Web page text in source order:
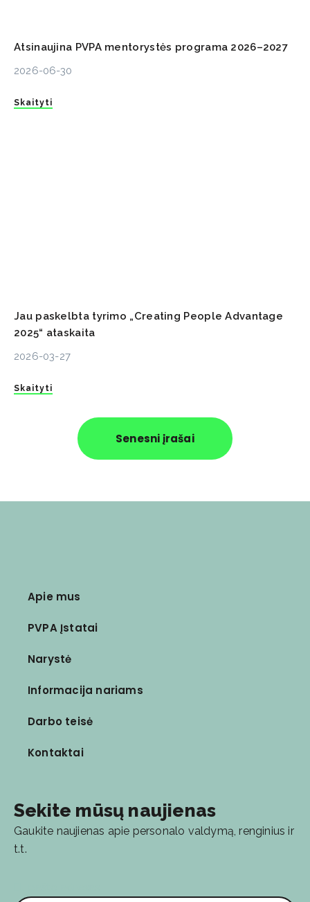
Atsinaujina PVPA mentorystės programa 2026–2027
2026-06-30
Skaityti
Jau paskelbta tyrimo „Creating People Advantage
2025“ ataskaita
2026-03-27
Skaityti
Senesni įrašai
Apie mus
PVPA Įstatai
Narystė
Informacija nariams
Darbo teisė
Kontaktai
Sekite mūsų naujienas
Gaukite naujienas apie personalo valdymą, renginius ir
t.t.